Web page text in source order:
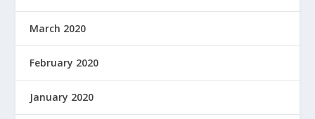
March 2020
February 2020
January 2020